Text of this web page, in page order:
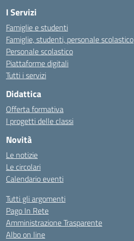
I Servizi
Famiglie e studenti
Famiglie, studenti, personale scolastico
Personale scolastico
Piattaforme digitali
Tutti i servizi
Didattica
Offerta formativa
I progetti delle classi
Novità
Le notizie
Le circolari
Calendario eventi
Tutti gli argomenti
Pago In Rete
Amministrazione Trasparente
Albo on line